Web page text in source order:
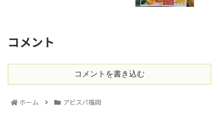
コメント
コメントを書き込む
ホーム アビスパ福岡